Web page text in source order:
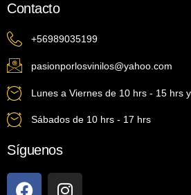
Contacto
+56989035199
pasionporlosvinilos@yahoo.com
Lunes a Viernes de 10 hrs - 15 hrs
Sábados de 10 hrs - 17 hrs
Síguenos